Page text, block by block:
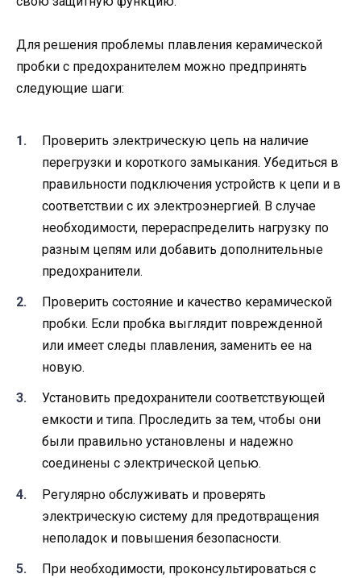
Для решения проблемы плавления керамической
пробки с предохранителем можно предпринять
следующие шаги:
Проверить электрическую цепь на наличие
перегрузки и короткого замыкания. Убедиться в
правильности подключения устройств к цепи и в
соответствии с их электроэнергией. В случае
необходимости, перераспределить нагрузку по
разным цепям или добавить дополнительные
предохранители.
Проверить состояние и качество керамической
пробки. Если пробка выглядит поврежденной
или имеет следы плавления, заменить ее на
новую.
Установить предохранители соответствующей
емкости и типа. Проследить за тем, чтобы они
были правильно установлены и надежно
соединены с электрической цепью.
Регулярно обслуживать и проверять
электрическую систему для предотвращения
неполадок и повышения безопасности.
При необходимости, проконсультироваться с